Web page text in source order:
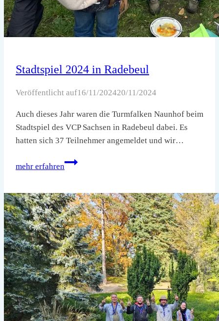
Stadtspiel 2024 in Radebeul
Veröffentlicht auf16/11/202420/11/2024
Auch dieses Jahr waren die Turmfalken Naunhof beim
Stadtspiel des VCP Sachsen in Radebeul dabei. Es
hatten sich 37 Teilnehmer angemeldet und wir…
mehr erfahren
Stadtspiel
Radebeul